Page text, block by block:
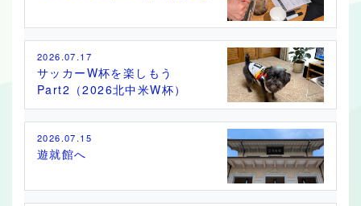
2026.07.17
サッカーW杯を楽しもう
Part2（2026北中米W杯）
2026.07.15
遊就館へ